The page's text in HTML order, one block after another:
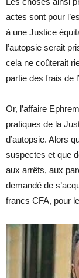
actes sont pour
à une Justice
l’autopsie serait
cela ne coûterait
partie des frais de
Or, l’affaire
pratiques de la
d’autopsie. Alors
suspectes et que
aux arrêts, aux
demandé de
francs CFA, pour